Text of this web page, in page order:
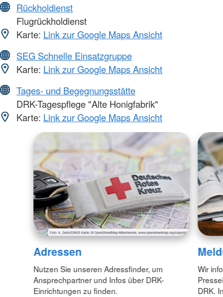
Rückholdienst
Flugrückholdienst
Karte: Link zur Google Maps Ansicht
SEG Schnelle Einsatzgruppe
Karte: Link zur Google Maps Ansicht
Tages- und Begegnungsstätte
DRK-Tagespflege "Alte Honigfabrik"
Karte: Link zur Google Maps Ansicht
Adressen
Nutzen Sie unseren Adressfinder, um
Ansprechpartner und Infos über DRK-
Einrichtungen zu finden.
Wir
DRK.